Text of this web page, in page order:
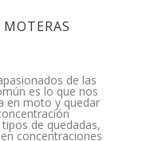
de las
es lo que nos
en moto y quedar
de quedadas,
concentraciones